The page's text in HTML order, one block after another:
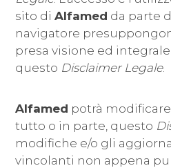
sito diAlfamed da parte
navigatore
presa visione ed
questo Disclaimer Legale.
Alfamed potrà
tutto o in parte, questo
modifiche e/o gli
vincolanti non appena